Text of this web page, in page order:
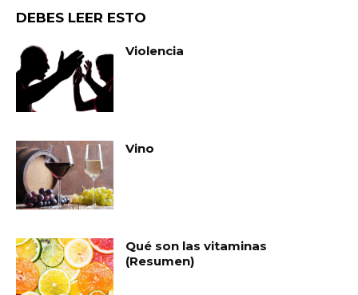
DEBES LEER ESTO
Violencia
Vino
Qué son las vitaminas
(Resumen)